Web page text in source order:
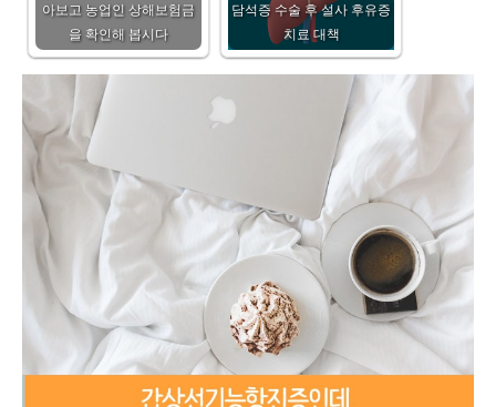
아보고 농업인 상해보험금
을 확인해 봅시다
담석증 수술 후 설사 후유증
치료 대책